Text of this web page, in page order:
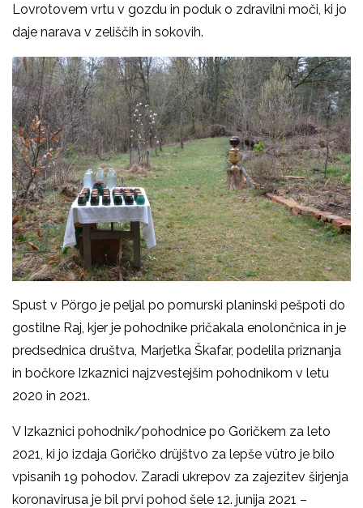
Lovrotovem vrtu v gozdu in poduk o zdravilni moči, ki jo
daje narava v zeliščih in sokovih.
Spust v Pörgo je peljal po pomurski planinski pešpoti do
gostilne Raj, kjer je pohodnike pričakala enolončnica in je
predsednica društva, Marjetka Škafar, podelila priznanja
in bočkore Izkaznici najzvestejšim pohodnikom v letu
2020 in 2021.
V Izkaznici pohodnik/pohodnice po Goričkem za leto
2021, ki jo izdaja Goričko drüjštvo za lepše vütro je bilo
vpisanih 19 pohodov. Zaradi ukrepov za zajezitev širjenja
koronavirusa je bil prvi pohod šele 12. junija 2021 –